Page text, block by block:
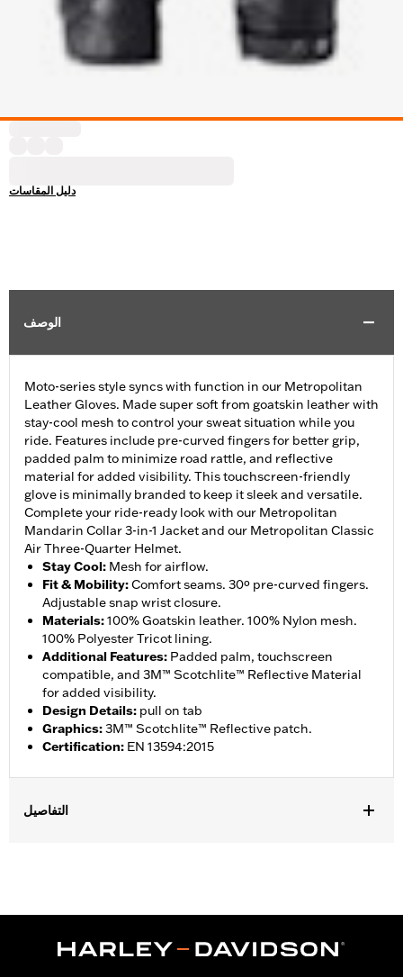
دليل المقاسات
الوصف
Moto-series style syncs with function in our Metropolitan
Leather Gloves. Made super soft from goatskin leather with
stay-cool mesh to control your sweat situation while you
ride. Features include pre-curved fingers for better grip,
padded palm to minimize road rattle, and reflective
material for added visibility. This touchscreen-friendly
glove is minimally branded to keep it sleek and versatile.
Complete your ride-ready look with our Metropolitan
Mandarin Collar 3-in-1 Jacket and our Metropolitan Classic
Air Three-Quarter Helmet.
Stay Cool: Mesh for airflow.
Fit & Mobility:Comfort seams. 30º pre-curved fingers.
Adjustable snap wrist closure.
Materials:100% Goatskin leather. 100% Nylon mesh.
100% Polyester Tricot lining.
Additional Features: Padded palm, touchscreen
compatible, and 3M™ Scotchlite™ Reflective Material
for added visibility.
Design Details: pull on tab
Graphics:3M™ Scotchlite™ Reflective patch.
Certification: EN 13594:2015
التفاصيل
WARRANTY:2 year limited warranty - Go towww.h-
d.com/warrantyfor full details